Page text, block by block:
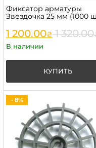
Фиксатор арматуры
Звездочка 25 мм (1000
1 200.00₴ 1 320.00
В наличии
КУПИТЬ
- 8%